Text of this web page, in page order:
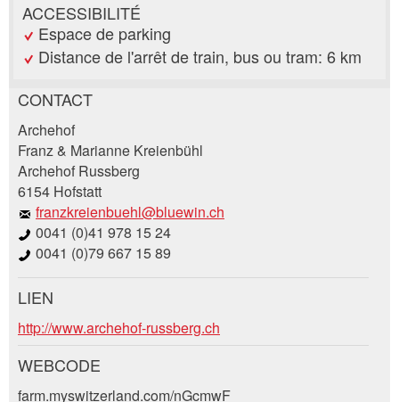
ACCESSIBILITÉ
Espace de parking
Distance de l'arrêt de train, bus ou tram: 6 km
Annonces répréhensibles
Vos commentaires sont grandement appréciés!
Commentaires généraux
Cette annonce n'est plus valable
Annonce incomplète
Recommander l'annonce
Recommandez cette annonce à des amis.
CONTACT
Archehof
Franz & Marianne Kreienbühl
Archehof Russberg
6154 Hofstatt
franzkreienbuehl@bluewin.ch
0041 (0)41 978 15 24
0041 (0)79 667 15 89
Demande de réservation
Composez un message à la personne de
contact pour cette annonce .
LIEN
http://www.archehof-russberg.ch
WEBCODE
farm.myswitzerland.com/nGcmwF